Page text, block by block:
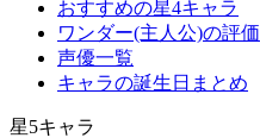
おすすめの星4キャラ
ワンダー(主人公)の評価
声優一覧
キャラの誕生日まとめ
星5キャラ